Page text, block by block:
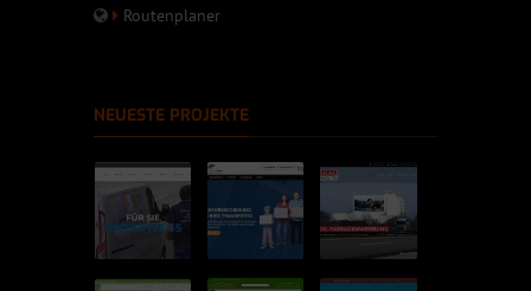
Routenplaner
NEUESTE PROJEKTE